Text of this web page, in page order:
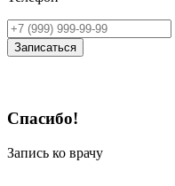
Записаться
Спасибо!
Запись ко врачу